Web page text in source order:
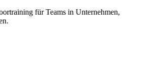
für Teams in Unternehmen,